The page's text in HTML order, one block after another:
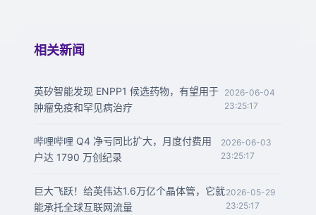
相关新闻
英矽智能发现 ENPP1 候选药物，有望用于
肿瘤免疫和罕见病治疗
2026-06-04
23:25:17
哔哩哔哩 Q4 净亏同比扩大，月度付费用
户达 1790 万创纪录
2026-06-03
23:25:17
巨大飞跃！给英伟达1.6万亿个晶体管，它就
能承托全球互联网流量
2026-05-29
23:25:17